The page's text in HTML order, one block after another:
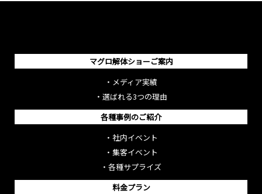
マグロ解体ショーご案内
・ メディア実績
・ 選ばれる3つの理由
各種事例のご紹介
・ 社内イベント
・ 集客イベント
・ 各種サプライズ
料金プラン